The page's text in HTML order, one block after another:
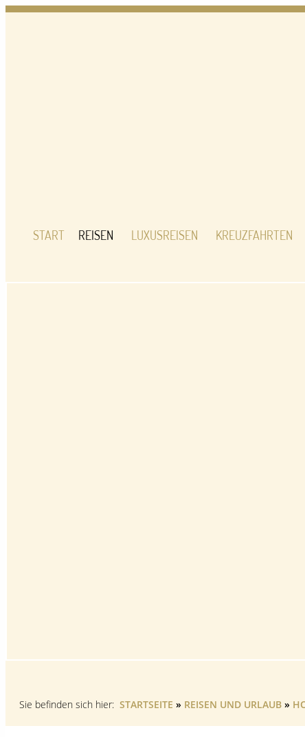
Zum
START REISEN LUXUSREISEN KREUZFAHRTEN
Sie befinden sich hier: STARTSEITE » REISEN UND URLAUB »